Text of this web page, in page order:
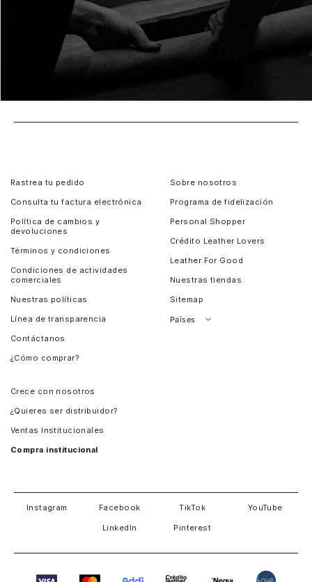
Rastrea tu pedido
Consulta tu factura electrónica
Política de cambios y
devoluciones
Términos y condiciones
Condiciones de actividades
comerciales
Nuestras políticas
Línea de transparencia
Contáctanos
¿Cómo comprar?
Sobre nosotros
Programa de fidelización
Personal Shopper
Crédito Leather Lovers
Leather For Good
Nuestras tiendas
Sitemap
Países
Crece con nosotros
¿Quieres ser distribuidor?
Ventas Institucionales
Compra institucional
Instagram Facebook TikTok YouTube
LinkedIn Pinterest